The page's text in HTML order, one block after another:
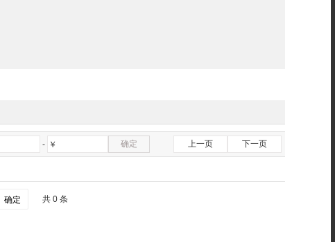
￥
- 确定 上一页 下一页
确定 共 0 条